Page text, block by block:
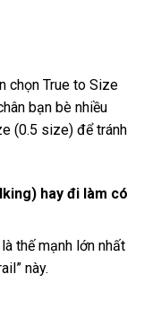
chọn True to Size
bạn bè nhiều
(0.5 size) để tránh
hay đi làm có
thế mạnh lớn nhất
này.